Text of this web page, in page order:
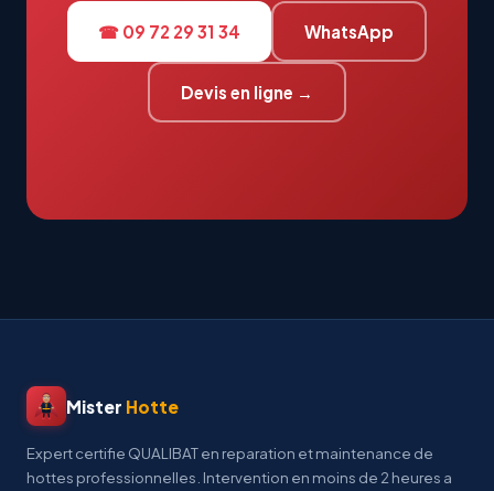
☎ 09 72 29 31 34 WhatsApp
Devis en ligne →
Mister Hotte
Expert certifie QUALIBAT en reparation et maintenance de
hottes professionnelles. Intervention en moins de 2 heures a